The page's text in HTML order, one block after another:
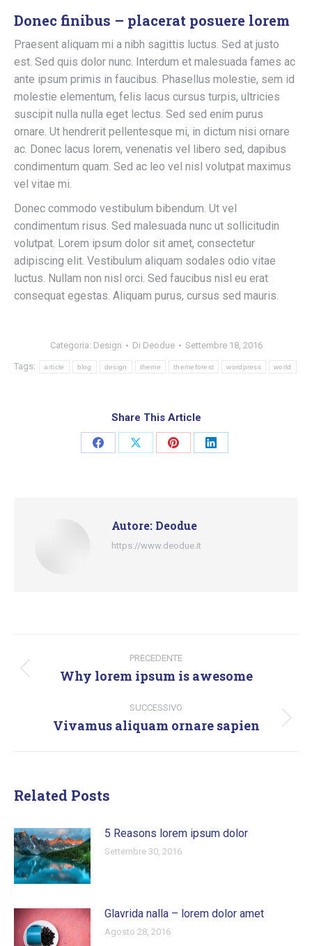
Donec finibus – placerat posuere lorem
Praesent aliquam mi a nibh sagittis luctus. Sed at justo
est. Sed quis dolor nunc. Interdum et malesuada fames ac
ante ipsum primis in faucibus. Phasellus molestie, sem id
molestie elementum, felis lacus cursus turpis, ultricies
suscipit nulla nulla eget lectus. Sed sed enim purus
ornare. Ut hendrerit pellentesque mi, in dictum nisi ornare
ac. Donec lacus lorem, venenatis vel libero sed, dapibus
condimentum quam. Sed ac leo vel nisl volutpat maximus
vel vitae mi.
Donec commodo vestibulum bibendum. Ut vel
condimentum risus. Sed malesuada nunc ut sollicitudin
volutpat. Lorem ipsum dolor sit amet, consectetur
adipiscing elit. Vestibulum aliquam sodales odio vitae
luctus. Nullam non nisl orci. Sed faucibus nisl eu erat
consequat egestas. Aliquam purus, cursus sed mauris.
Categoria: Design Di Deodue Settembre 18, 2016
Tags: article blog design theme themeforest wordpress world
Share This Article
CondividiCondividiCondividiCondividi
Autore: Deodue
https://www.deodue.it
tra
PRECEDENTE
Post
Why lorem ipsum is awesome
SUCCESSIVO
Prossimo
Vivamus aliquam ornare sapien
Related Posts
5 Reasons lorem ipsum dolor
Settembre 30, 2016
Glavrida nalla – lorem dolor amet
Agosto 28, 2016